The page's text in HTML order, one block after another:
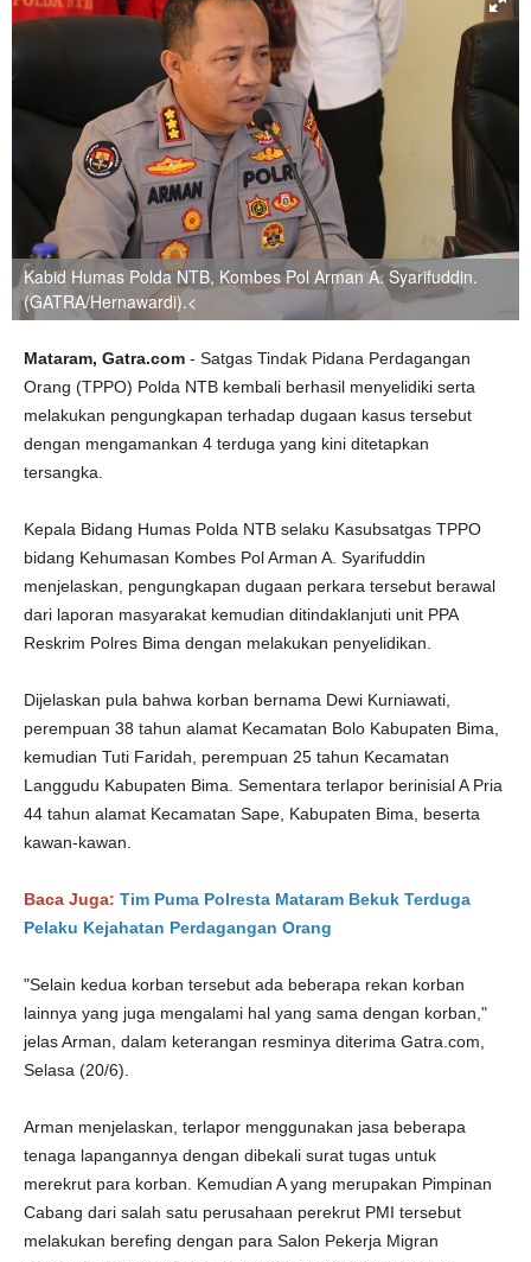
Kabid Humas Polda NTB, Kombes Pol Arman A. Syarifuddin.
(GATRA/Hernawardi).<
Mataram, Gatra.com - Satgas Tindak Pidana Perdagangan
Orang (TPPO) Polda NTB kembali berhasil menyelidiki serta
melakukan pengungkapan terhadap dugaan kasus tersebut
dengan mengamankan 4 terduga yang kini ditetapkan
tersangka.
Kepala Bidang Humas Polda NTB selaku Kasubsatgas TPPO
bidang Kehumasan Kombes Pol Arman A. Syarifuddin
menjelaskan, pengungkapan dugaan perkara tersebut berawal
dari laporan masyarakat kemudian ditindaklanjuti unit PPA
Reskrim Polres Bima dengan melakukan penyelidikan.
Dijelaskan pula bahwa korban bernama Dewi Kurniawati,
perempuan 38 tahun alamat Kecamatan Bolo Kabupaten Bima,
kemudian Tuti Faridah, perempuan 25 tahun Kecamatan
Langgudu Kabupaten Bima. Sementara terlapor berinisial A Pria
44 tahun alamat Kecamatan Sape, Kabupaten Bima, beserta
kawan-kawan.
Baca Juga: Tim Puma Polresta Mataram Bekuk Terduga
Pelaku Kejahatan Perdagangan Orang
"Selain kedua korban tersebut ada beberapa rekan korban
lainnya yang juga mengalami hal yang sama dengan korban,"
jelas Arman, dalam keterangan resminya diterima Gatra.com,
Selasa (20/6).
Arman menjelaskan, terlapor menggunakan jasa beberapa
tenaga lapangannya dengan dibekali surat tugas untuk
merekrut para korban. Kemudian A yang merupakan Pimpinan
Cabang dari salah satu perusahaan perekrut PMI tersebut
melakukan berefing dengan para Salon Pekerja Migran